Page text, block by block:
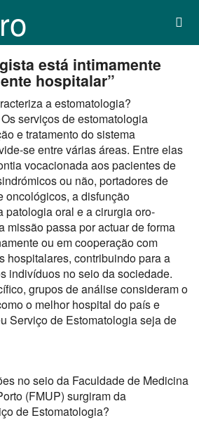
está intimamente
hospitalar”
a estomatologia?
Os serviços de estomatologia
e tratamento do sistema
se entre várias áreas. Entre elas
vocacionada aos pacientes de
ou não, portadores de
oncológicos, a disfunção
patologia oral e a cirurgia oro-
missão passa por actuar de forma
ou em cooperação com
hospitalares, contribuindo para a
indivíduos no seio da sociedade.
grupos de análise consideram o
o melhor hospital do país e
Serviço de Estomatologia seja de
no seio da Faculdade de Medicina
(FMUP) surgiram da
de Estomatologia?